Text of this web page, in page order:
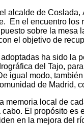
alcalde de
En el encuentro los
sobre la mesa
el objetivo de
ha sido la
del Tajo,
igual modo,
de Madrid,
memoria local de
El propósito es
en la mejora del